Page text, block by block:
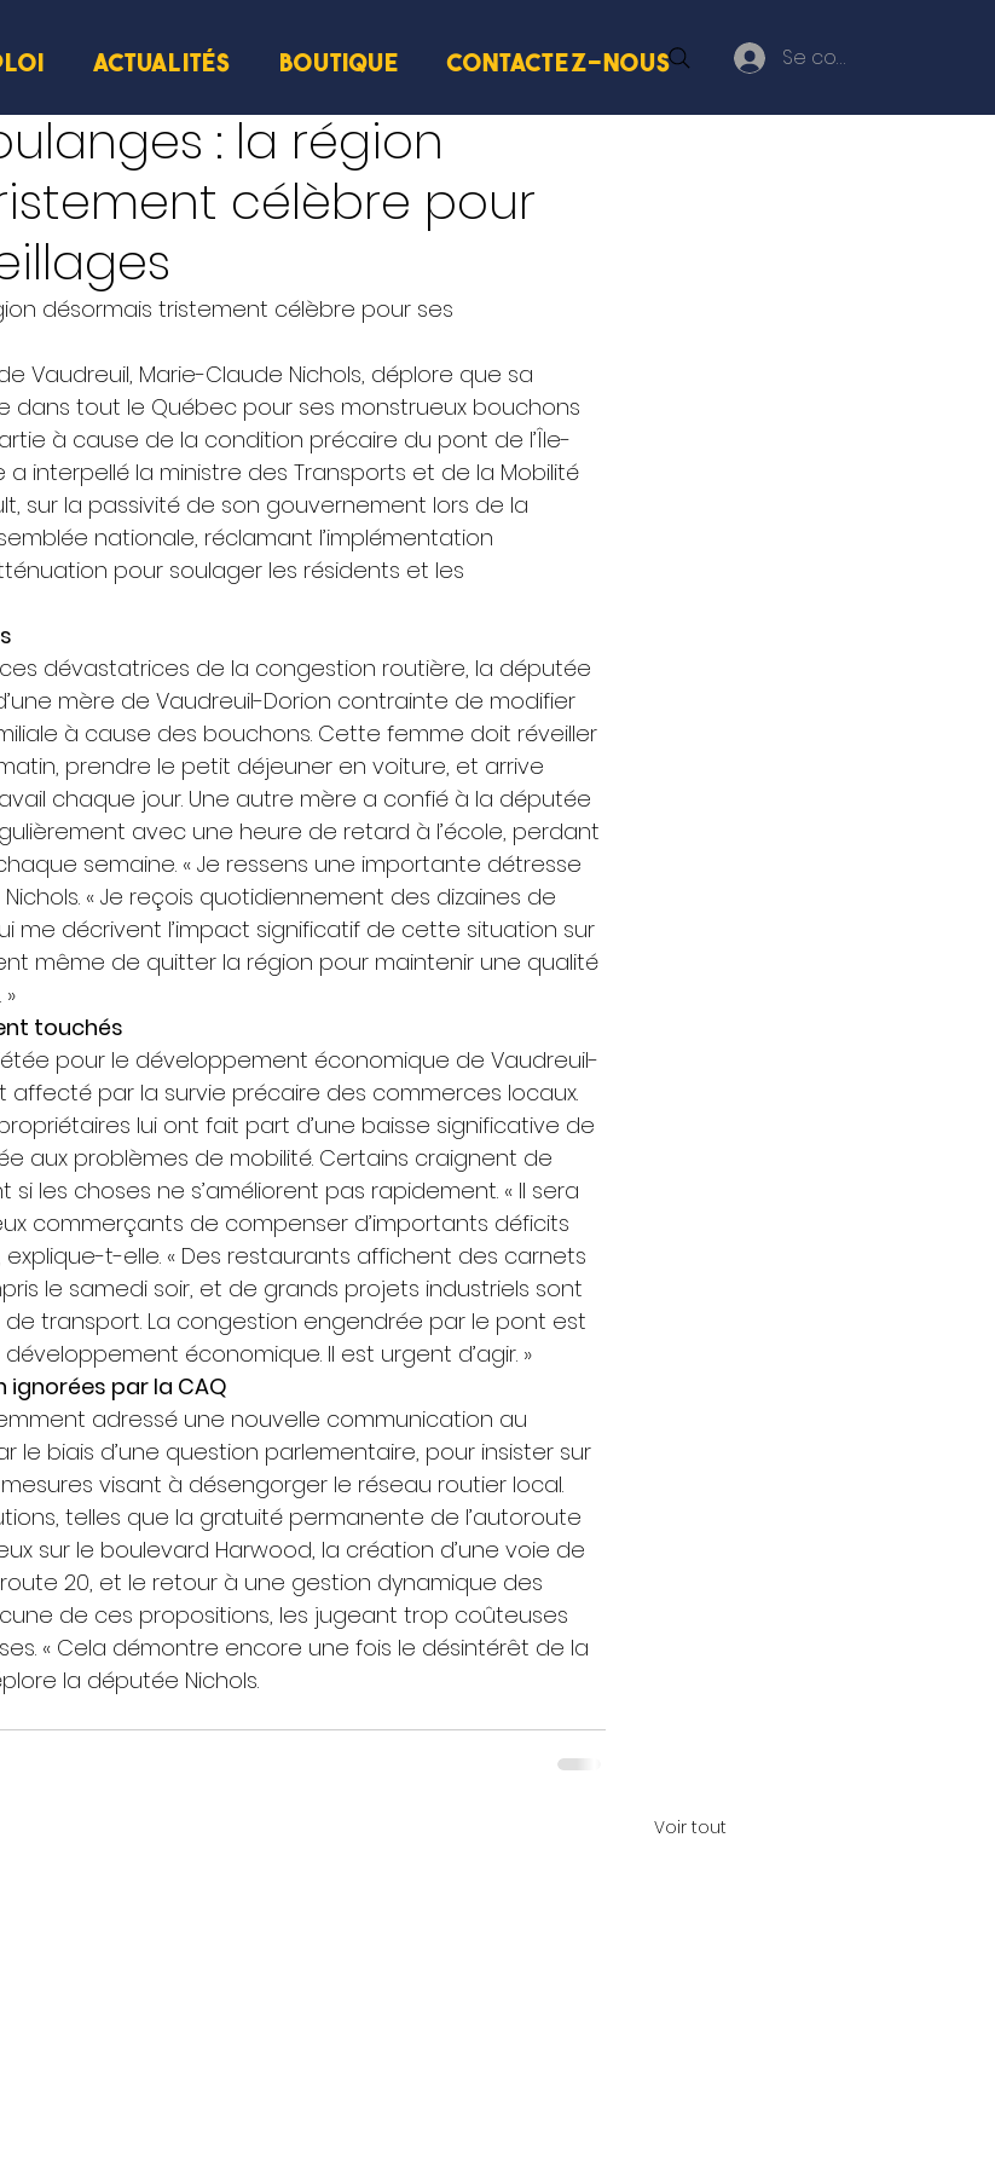
Se connecter
ACTUALITÉS BOUTIQUE Contactez-nous
: la région
célèbre pour
désormais tristement célèbre pour ses
Vaudreuil, Marie-Claude Nichols, déplore que sa
dans tout le Québec pour ses monstrueux bouchons
à cause de la condition précaire du pont de l’Île-
a interpellé la ministre des Transports et de la Mobilité
sur la passivité de son gouvernement lors de la
nationale, réclamant l’implémentation
pour soulager les résidents et les
dévastatrices de la congestion routière, la députée
mère de Vaudreuil-Dorion contrainte de modifier
à cause des bouchons. Cette femme doit réveiller
prendre le petit déjeuner en voiture, et arrive
chaque jour. Une autre mère a confié à la députée
avec une heure de retard à l’école, perdant
semaine. « Je ressens une importante détresse
« Je reçois quotidiennement des dizaines de
me décrivent l’impact significatif de cette situation sur
même de quitter la région pour maintenir une qualité
touchés
pour le développement économique de Vaudreuil-
affecté par la survie précaire des commerces locaux.
lui ont fait part d’une baisse significative de
aux problèmes de mobilité. Certains craignent de
les choses ne s’améliorent pas rapidement. « Il sera
commerçants de compenser d’importants déficits
t-elle. « Des restaurants affichent des carnets
le samedi soir, et de grands projets industriels sont
transport. La congestion engendrée par le pont est
économique. Il est urgent d’agir. »
ignorées par la CAQ
adressé une nouvelle communication au
le biais d’une question parlementaire, pour insister sur
visant à désengorger le réseau routier local.
telles que la gratuité permanente de l’autoroute
sur le boulevard Harwood, la création d’une voie de
20, et le retour à une gestion dynamique des
de ces propositions, les jugeant trop coûteuses
« Cela démontre encore une fois le désintérêt de la
la députée Nichols.
Voir tout